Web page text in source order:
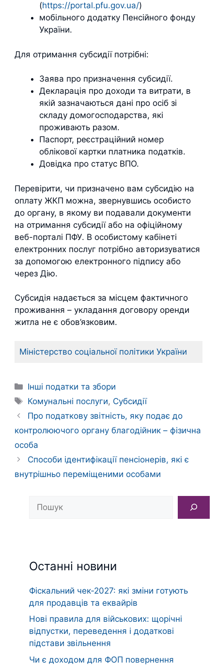
(https://portal.pfu.gov.ua/)
мобільного додатку Пенсійного фонду
України.
Для отримання субсидії потрібні:
Заява про призначення субсидії.
Декларація про доходи та витрати, в
якій зазначаються дані про осіб зі
складу домогосподарства, які
проживають разом.
Паспорт, реєстраційний номер
облікової картки платника податків.
Довідка про статус ВПО.
Перевірити, чи призначено вам субсидію на
оплату ЖКП можна, звернувшись особисто
до органу, в якому ви подавали документи
на отримання субсидії або на офіційному
веб-порталі ПФУ. В особистому кабінеті
електронних послуг потрібно авторизуватися
за допомогою електронного підпису або
через Дію.
Субсидія надається за місцем фактичного
проживання – укладання договору оренди
житла не є обов’язковим.
Міністерство соціальної політики України
Категорії
Інші податки та збори
Позначки
Комунальні послуги, Субсидії
Про податкову звітність, яку подає до
контролюючого органу благодійник – фізична
особа
Способи ідентифікації пенсіонерів, які є
внутрішньо переміщеними особами
Останні новини
Фіскальний чек‑2027: які зміни готують
для продавців та еквайрів
Нові правила для військових: щорічні
відпустки, переведення і додаткові
підстави звільнення
Чи є доходом для ФОП повернення